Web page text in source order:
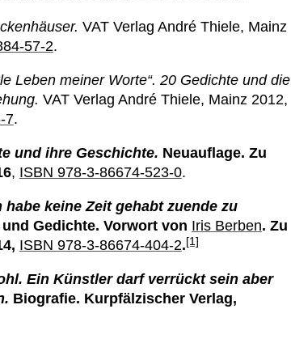
VAT Verlag André Thiele, Mainz
57-2.
Leben meiner Worte“. 20 Gedichte und die
VAT Verlag André Thiele, Mainz 2012,
7.
und ihre Geschichte. Neuauflage. Zu
, ISBN 978-3-86674-523-0.
habe keine Zeit gehabt zuende zu
Gedichte. Vorwort von Iris Berben. Zu
ISBN 978-3-86674-404-2.[1]
Ein Künstler darf verrückt sein aber
Biografie. Kurpfälzischer Verlag,